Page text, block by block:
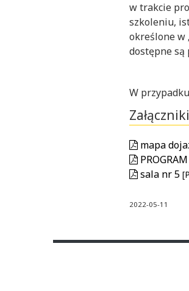
w trakcie
szkoleniu,
określone w
dostępne
W
Załączniki
mapa
PROGRAM
sala nr 5
2022-05-11